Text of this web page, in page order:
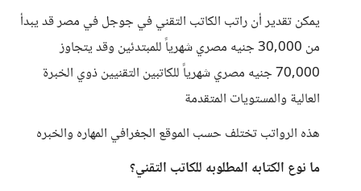
يمكن تقدير أن راتب الكاتب التقني في جوجل في مصر قد يبدأ
من 30,000 جنيه مصري شهرياً للمبتدئين وقد يتجاوز
70,000 جنيه مصري شهرياً للكاتبين التقنيين ذوي الخبرة
العالية والمستويات المتقدمة
هذه الرواتب تختلف حسب الموقع الجغرافي المهاره والخبره
ما نوع الكتابه المطلوبه للكاتب التقني؟